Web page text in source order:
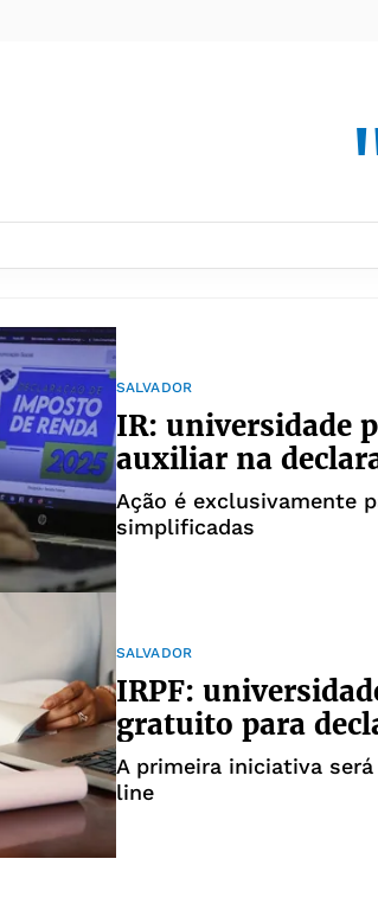
SALVADOR
IR: universidade
auxiliar na
Ação é exclusivamente
simplificadas
SALVADOR
IRPF:
gratuito para
A primeira iniciativa
line